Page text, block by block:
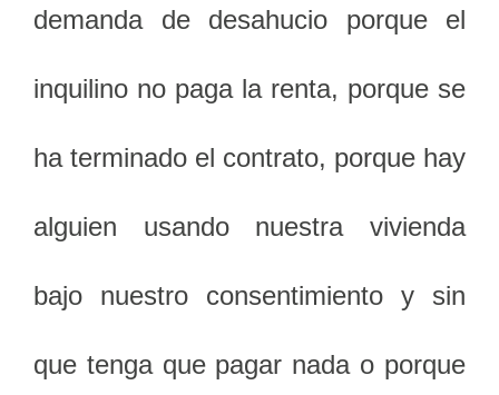
demanda de desahucio porque el
inquilino no paga la renta, porque se
ha terminado el contrato, porque hay
alguien usando nuestra vivienda
bajo nuestro consentimiento y sin
que tenga que pagar nada o porque